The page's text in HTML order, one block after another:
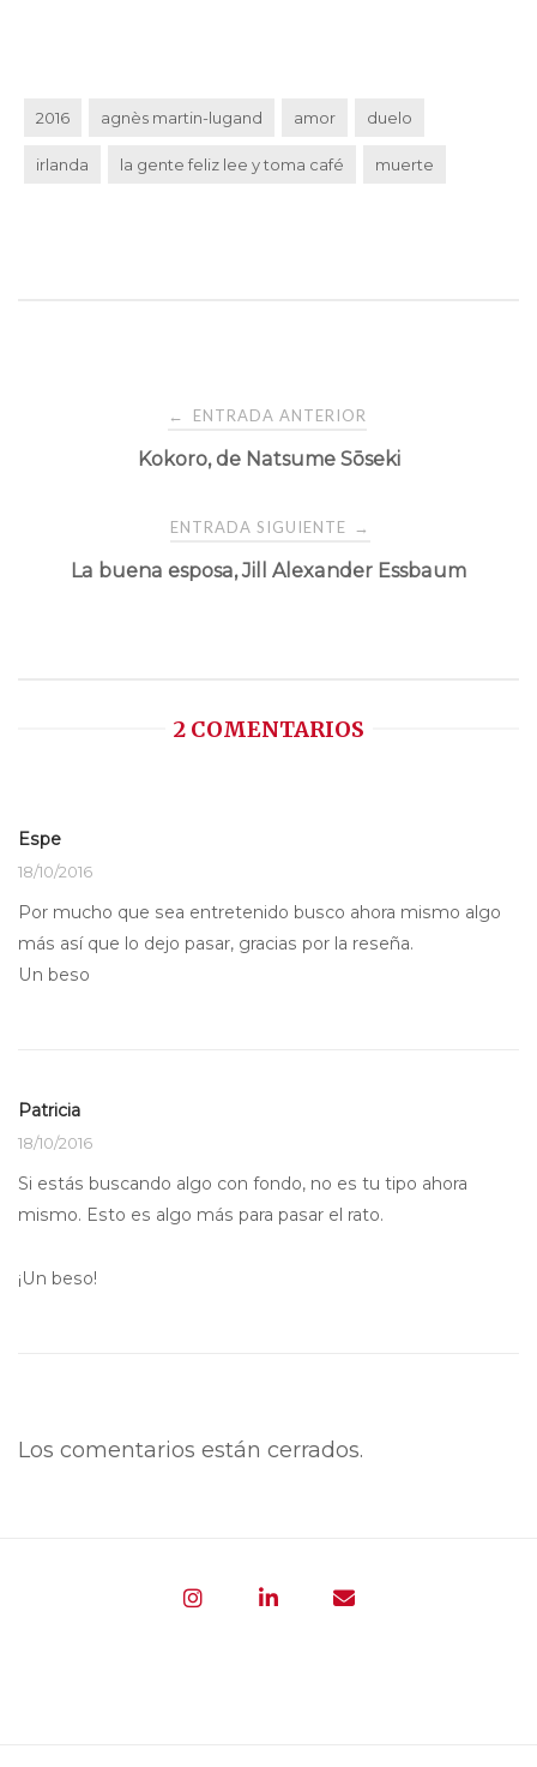
2016 agnès martin-lugand amor duelo
irlanda la gente feliz lee y toma café muerte
Navegación
← ENTRADA ANTERIOR
Kokoro, de Natsume Sōseki
ENTRADA SIGUIENTE →
La buena esposa, Jill Alexander Essbaum
2 COMENTARIOS
Espe
18/10/2016
Por mucho que sea entretenido busco ahora mismo algo
más así que lo dejo pasar, gracias por la reseña.
Un beso
Patricia
18/10/2016
Si estás buscando algo con fondo, no es tu tipo ahora
mismo. Esto es algo más para pasar el rato.
¡Un beso!
Los comentarios están cerrados.